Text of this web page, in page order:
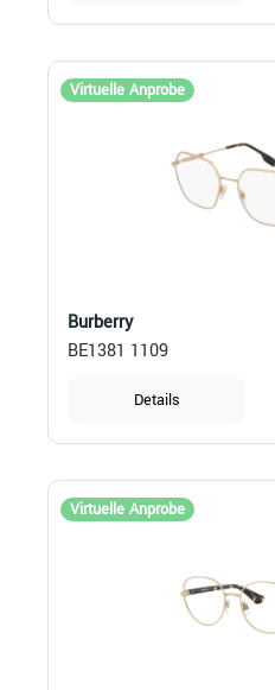
Virtuelle Anprobe
Burberry
BE1381 1109
Details
Virtuelle Anprobe